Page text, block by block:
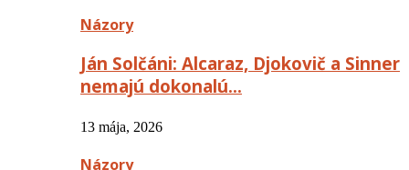
Názory
Ján Solčáni: Alcaraz, Djokovič a Sinner
nemajú dokonalú…
13 mája, 2026
Názory